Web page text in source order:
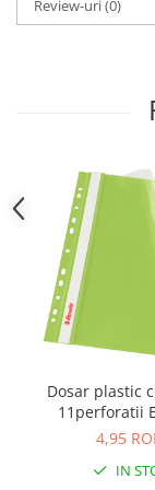
Camasi
Reflectorizante
Incaltaminte
Incaltaminte de
Incaltaminte de
Echipamente
Manusi de
Accesorii pentru
Casti de protectie
Ochelari de
Review-uri(0)
Dosar plastic
11perforatii
10buc/set,
4,95
IN